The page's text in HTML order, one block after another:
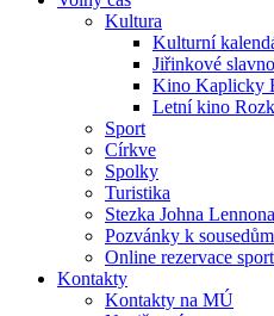
Kultura
Kulturní
Jiřinkové
Kino Kaplicky
Letní kino
Sport
Církve
Spolky
Turistika
Stezka Johna Lennona
Pozvánky k sousedům
Online rezervace
Kontakty
Kontakty na MÚ